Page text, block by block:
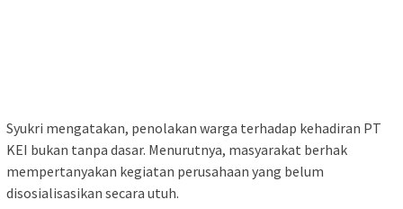
Syukri mengatakan, penolakan warga terhadap kehadiran PT
KEI bukan tanpa dasar. Menurutnya, masyarakat berhak
mempertanyakan kegiatan perusahaan yang belum
disosialisasikan secara utuh.